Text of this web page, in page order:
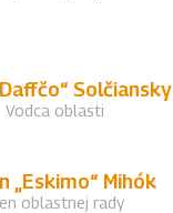
Solčiansky
Vodca oblasti
„Eskimo“ Mihók
oblastnej rady